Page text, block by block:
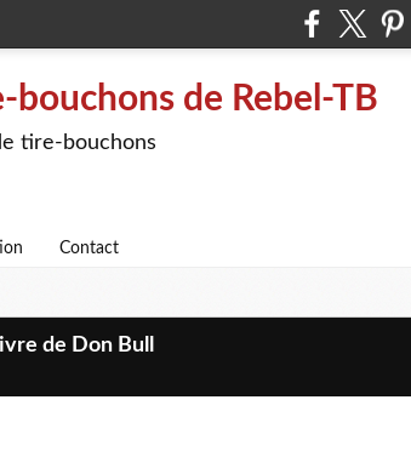
bouchons de Rebel-TB
tire-bouchons
Contact
de Don Bull